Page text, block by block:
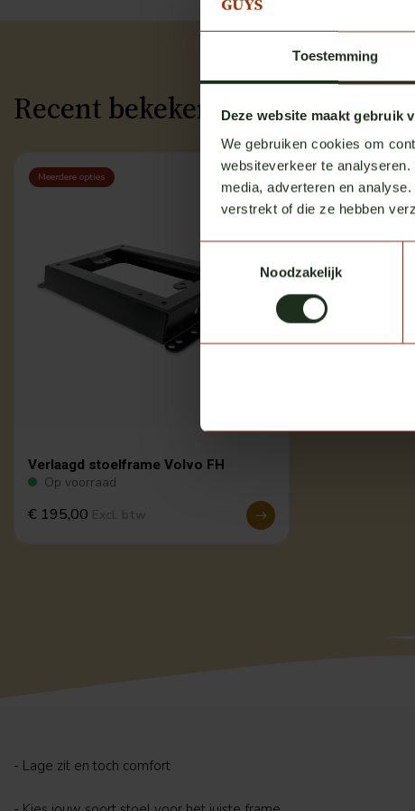
Toestemming
Deze website maakt gebruik
We gebruiken cookies om
websiteverkeer te
media, adverteren en
verstrekt of die ze hebben
Noodzakelijk
Recent bekeken
Meerdere opties
Verlaagd stoelframe Volvo FH
Op voorraad
€ 195,00
- Lage zit en toch comfort